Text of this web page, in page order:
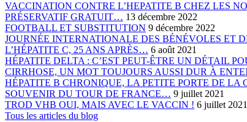
VACCINATION CONTRE L’HEPATITE B CHEZ LES
PRÉSERVATIF GRATUIT… 13 décembre 2022
FOOTBALL ET SUBSTITUTION 9 décembre 2022
JOURNÉE INTERNATIONALE DES BÉNÉVOLES ET
L’HÉPATITE C, 25 ANS APRÈS… 6 août 2021
HÉPATITE DELTA : C’EST PEUT-ÊTRE UN DÉTAIL
CIRRHOSE, UN MOT TOUJOURS AUSSI DUR À
HÉPATITE B CHRONIQUE, LA PETITE PORTE DE LA
SOUVENIR DU TOUR DE FRANCE… 9 juillet 2021
TROD VHB OUI, MAIS AVEC LE VACCIN ! 6 juillet 2021
Tous les articles du blog